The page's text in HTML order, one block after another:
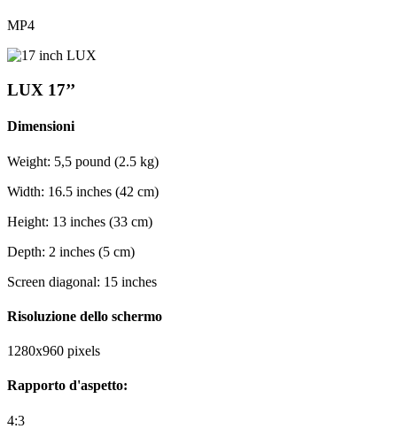
MP4
LUX 17’’
Dimensioni
Weight: 5,5 pound (2.5 kg)
Width: 16.5 inches (42 cm)
Height: 13 inches (33 cm)
Depth: 2 inches (5 cm)
Screen diagonal: 15 inches
Risoluzione dello schermo
1280x960 pixels
Rapporto d'aspetto:
4:3